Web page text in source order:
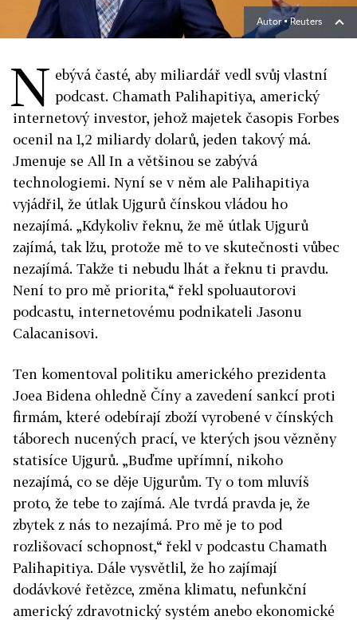
Autor ▪ Reuters
N ebývá časté, aby miliardář vedl svůj vlastní
podcast. Chamath Palihapitiya, americký
internetový investor, jehož majetek časopis Forbes
ocenil na 1,2 miliardy dolarů, jeden takový má.
Jmenuje se All In a většinou se zabývá
technologiemi. Nyní se v něm ale Palihapitiya
vyjádřil, že útlak Ujgurů čínskou vládou ho
nezajímá. „Kdykoliv řeknu, že mě útlak Ujgurů
zajímá, tak lžu, protože mě to ve skutečnosti vůbec
nezajímá. Takže ti nebudu lhát a řeknu ti pravdu.
Není to pro mě priorita,“ řekl spoluautorovi
podcastu, internetovému podnikateli Jasonu
Calacanisovi.
Ten komentoval politiku amerického prezidenta
Joea Bidena ohledně Číny a zavedení sankcí proti
firmám, které odebírají zboží vyrobené v čínských
táborech nucených prací, ve kterých jsou vězněny
statisíce Ujgurů. „Buďme upřímní, nikoho
nezajímá, co se děje Ujgurům. Ty o tom mluvíš
proto, že tebe to zajímá. Ale tvrdá pravda je, že
zbytek z nás to nezajímá. Pro mě je to pod
rozlišovací schopnost,“ řekl v podcastu Chamath
Palihapitiya. Dále vysvětlil, že ho zajímají
dodávkové řetězce, změna klimatu, nefunkční
americký zdravotnický systém anebo ekonomické